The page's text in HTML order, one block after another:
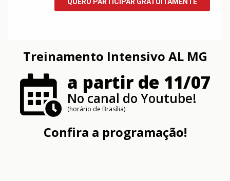
Treinamento Intensivo AL MG
a partir de 11/07
No canal do Youtube!
(horário de Brasília)
Confira a programação!